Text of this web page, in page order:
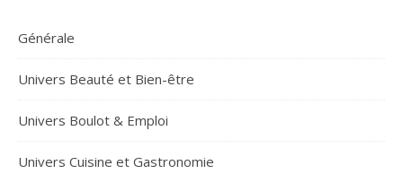
Générale
Univers Beauté et Bien-être
Univers Boulot & Emploi
Univers Cuisine et Gastronomie